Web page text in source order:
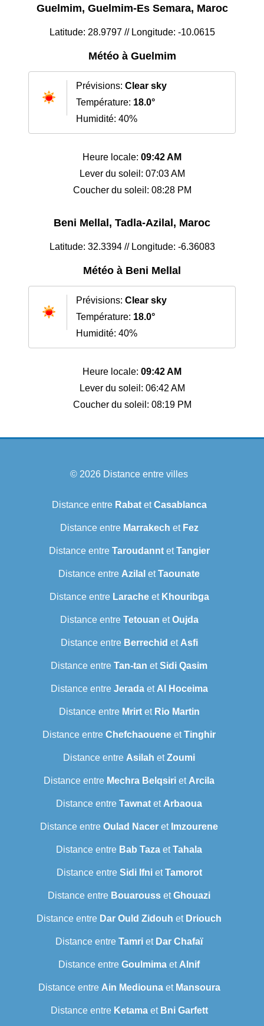
Guelmim, Guelmim-Es Semara, Maroc
Latitude: 28.9797 // Longitude: -10.0615
Météo à Guelmim
Prévisions: Clear sky
Température: 18.0°
Humidité: 40%
Heure locale: 09:42 AM
Lever du soleil: 07:03 AM
Coucher du soleil: 08:28 PM
Beni Mellal, Tadla-Azilal, Maroc
Latitude: 32.3394 // Longitude: -6.36083
Météo à Beni Mellal
Prévisions: Clear sky
Température: 18.0°
Humidité: 40%
Heure locale: 09:42 AM
Lever du soleil: 06:42 AM
Coucher du soleil: 08:19 PM
© 2026 Distance entre villes
Distance entre RabatetCasablanca
Distance entre Marrakech et Fez
Distance entre TaroudanntetTangier
Distance entre Azilal etTaounate
Distance entre Laracheet Khouribga
Distance entre Tetouan etOujda
Distance entre Berrechid et Asfi
Distance entre Tan-tan etSidi Qasim
Distance entre Jeradaet Al Hoceima
Distance entre Mrirtet Rio Martin
Distance entre Chefchaouene etTinghir
Distance entre Asilah etZoumi
Distance entre Mechra Belqsiri et Arcila
Distance entre Tawnat et Arbaoua
Distance entre Oulad Nacer et Imzourene
Distance entre Bab Taza etTahala
Distance entre Sidi IfnietTamorot
Distance entre Bouarouss etGhouazi
Distance entre Dar Ould Zidouh et Driouch
Distance entre Tamri et Dar Chafaï
Distance entre Goulmima et Alnif
Distance entre Ain Mediounaet Mansoura
Distance entre Ketamaet Bni Garfett